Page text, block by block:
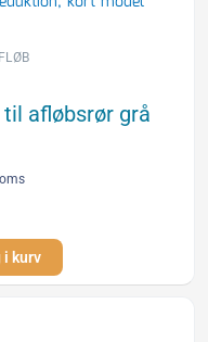
afløbsrør grå
kurv